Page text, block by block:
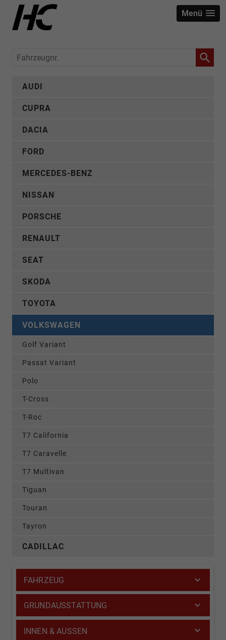
Menü
Fahrzeugnr.
AUDI
CUPRA
DACIA
FORD
MERCEDES-BENZ
NISSAN
PORSCHE
RENAULT
SEAT
SKODA
TOYOTA
VOLKSWAGEN
Golf Variant
Passat Variant
Polo
T-Cross
T-Roc
T7 California
T7 Caravelle
T7 Multivan
Tiguan
Touran
Tayron
CADILLAC
FAHRZEUG
GRUNDAUSSTATTUNG
INNEN & AUSSEN